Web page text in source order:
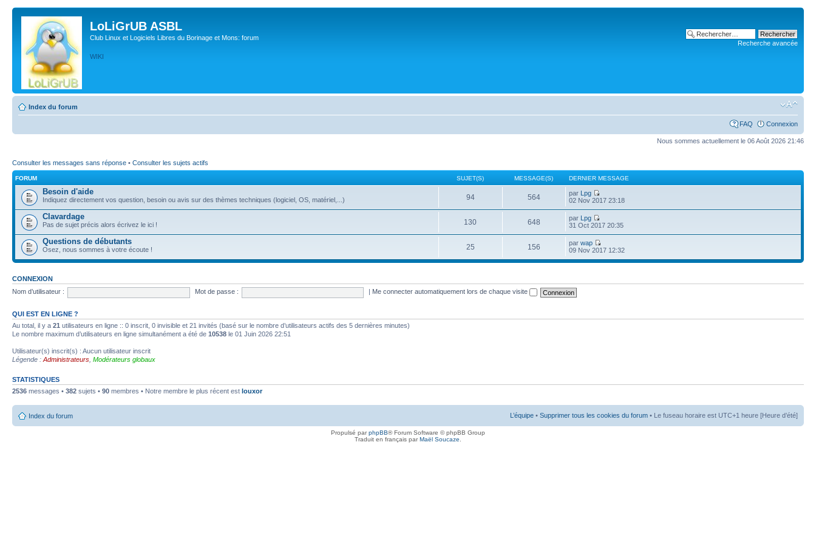
LoLiGrUB ASBL
Club Linux et Logiciels Libres du Borinage et Mons: forum
WIKI
Recherche avancée
Index du forum
FAQ Connexion
Nous sommes actuellement le 06 Août 2026 21:46
Consulter les messages sans réponse • Consulter les sujets actifs
FORUM SUJET(S) MESSAGE(S) DERNIER MESSAGE
Besoin d'aide
Indiquez directement vos question, besoin ou avis sur des thèmes techniques (logiciel, OS, matériel,...) 94 564 par Lpg
02 Nov 2017 23:18
Clavardage
Pas de sujet précis alors écrivez le ici ! 130 648 par Lpg
31 Oct 2017 20:35
Questions de débutants
Osez, nous sommes à votre écoute ! 25 156 parwap
09 Nov 2017 12:32
CONNEXION
Nom d’utilisateur :
Mot de passe : Me connecter automatiquement lors de chaque visite
QUI EST EN LIGNE ?
Au total, il y a 21 utilisateurs en ligne :: 0 inscrit, 0 invisible et 21 invités (basé sur le nombre d’utilisateurs actifs des 5 dernières minutes)
Le nombre maximum d’utilisateurs en ligne simultanément a été de 10538 le 01 Juin 2026 22:51
Utilisateur(s) inscrit(s) : Aucun utilisateur inscrit
Légende : Administrateurs Modérateurs globaux
STATISTIQUES
2536 messages • 382 sujets • 90 membres • Notre membre le plus récent est louxor
Index du forum L’équipe • Supprimer tous les cookies du forum • Le fuseau horaire est UTC+1 heure [Heure d’été]
Propulsé parphpBB® Forum Software © phpBB Group
Traduit en français parMaël Soucaze